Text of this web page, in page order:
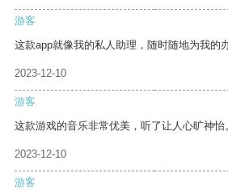
游客
这款app就像我的私人助理，随时随地为我的
2023-12-10
游客
这款游戏的音乐非常优美，听了让人心旷神怡
2023-12-10
游客